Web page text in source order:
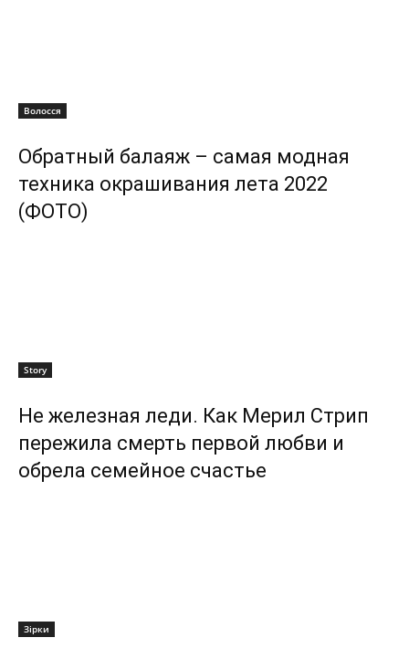
Волосся
Обратный балаяж – самая модная
техника окрашивания лета 2022
(ФОТО)
Story
Не железная леди. Как Мерил Стрип
пережила смерть первой любви и
обрела семейное счастье
Зірки